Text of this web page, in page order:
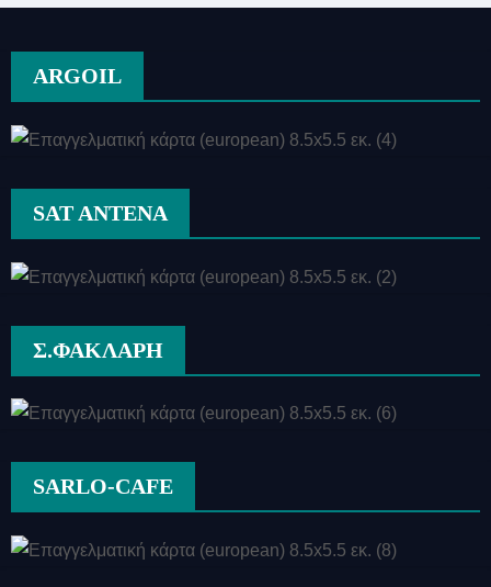
ARGOIL
SAT ANTENA
Σ.ΦΑΚΛΑΡΗ
SARLO-CAFE